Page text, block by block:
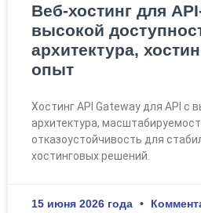
Веб-хостинг для
высокой
архитектура,
опыт
Хостинг API Gateway для API с
архитектура,
отказоустойчивость для
хостинговых решений.
15 июня 2026 года